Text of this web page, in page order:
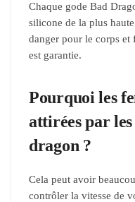
Chaque gode Bad
silicone de la plus
danger pour le corps et
est garantie.
Pourquoi les
attirées par les
dragon ?
Cela peut avoir
contrôler la vitesse de